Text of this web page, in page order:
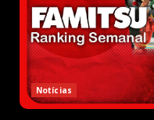
Notícias